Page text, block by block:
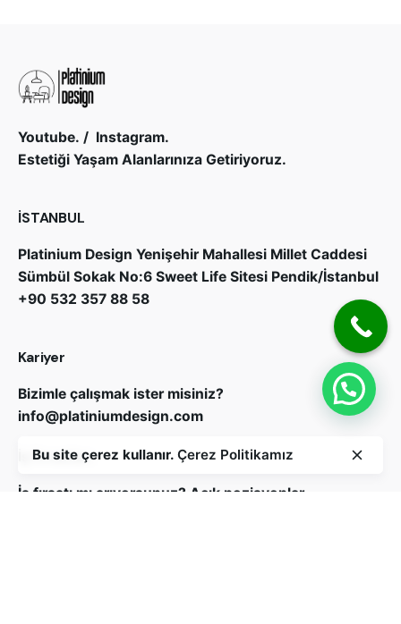
Youtube. / Instagram.
Estetiği Yaşam Alanlarınıza Getiriyoruz.
İSTANBUL
Platinium Design Yenişehir Mahallesi Millet Caddesi
Sümbül Sokak No:6 Sweet Life Sitesi Pendik/İstanbul
+90 532 357 88 58
Kariyer
Bizimle çalışmak ister misiniz?
info@platiniumdesign.com
İş Fırsatları
İş fırsatı mı arıyorsunuz? Açık pozisyonlar
Bu site çerez kullanır. Çerez Politikamız